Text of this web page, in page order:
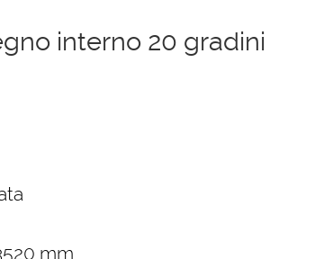
interno 20 gradini
mm